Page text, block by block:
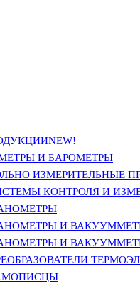
NEW!
И БАРОМЕТРЫ
ИЗМЕРИТЕЛЬНЫЕ
КОНТРОЛЯ И
И
И